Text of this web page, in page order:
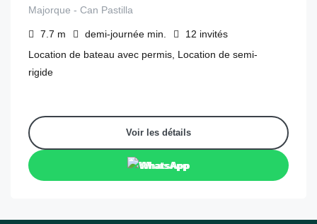
Majorque - Can Pastilla
7.7 m demi-journée min. 12 invités
Location de bateau avec permis, Location de semi-
rigide
Voir les détails
WhatsApp